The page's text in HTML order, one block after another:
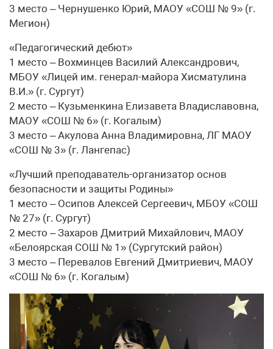
3 место – Чернушенко Юрий, МАОУ «СОШ № 9» (г.
Мегион)
«Педагогический дебют»
1 место – Вохминцев Василий Александрович,
МБОУ «Лицей им. генерал-майора Хисматулина
В.И.» (г. Сургут)
2 место – Кузьменкина Елизавета Владиславовна,
МАОУ «СОШ № 6» (г. Когалым)
3 место – Акулова Анна Владимировна, ЛГ МАОУ
«СОШ № 3» (г. Лангепас)
«Лучший преподаватель-организатор основ
безопасности и защиты Родины»
1 место – Осипов Алексей Сергеевич, МБОУ «СОШ
№ 27» (г. Сургут)
2 место – Захаров Дмитрий Михайлович, МАОУ
«Белоярская СОШ № 1» (Сургутский район)
3 место – Перевалов Евгений Дмитриевич, МАОУ
«СОШ № 6» (г. Когалым)